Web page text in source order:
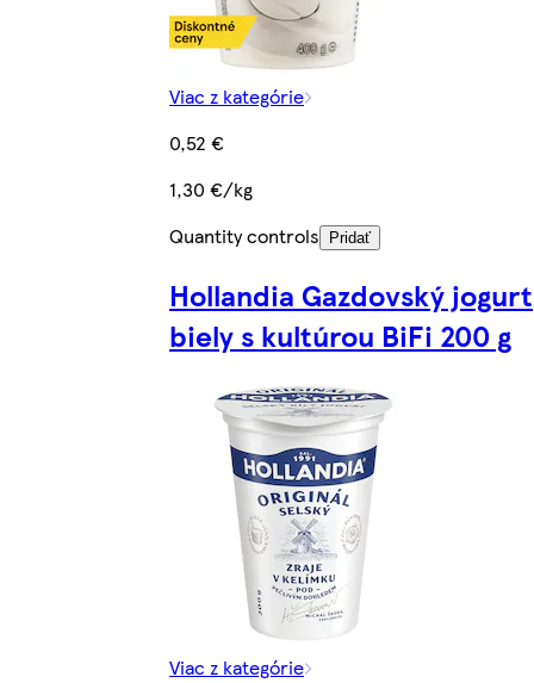
Viac z kategórie
0,52 €
1,30 €/kg
Quantity controls
Pridať
Hollandia Gazdovský jogurt
biely s kultúrou BiFi 200 g
Viac z kategórie